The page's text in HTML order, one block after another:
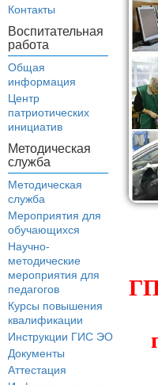
Контакты
Воспитательная
работа
Общая
информация
Центр
патриотических
инициатив
Методическая
служба
Методическая
служба
Мероприятия для
обучающихся
Научно-
методические
мероприятия для
педагогов
Курсы повышения
квалификации
Инструкции ГИС ЭО
Документы
Аттестация